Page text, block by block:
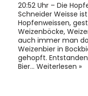
20:52 Uhr – Die
Schneider Weisse
Hopfenweissen,
Weizenböcke,
auch immer man
Weizenbier in
gehopft.
Bier… Weiterlesen »